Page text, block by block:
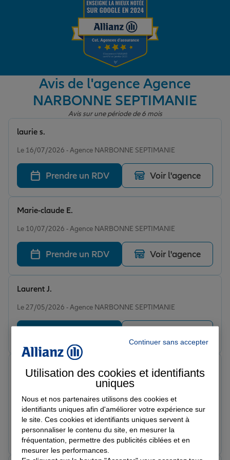
Garantie des accidents de la vie
Protection juridique
Retraite
Tous nos devis d'assurance
Avis de l'agence Agence
NARBONNE SEPTIMANIE
Avis sur une période de 6 mois
Le 16/07/2026 - Agence NARBONNE SEPTIMANIE
laurie s.
Prendre un RDV Voir l'agence
Le 10/07/2026 - Agence NARBONNE SEPTIMANIE
Marie-claude E.
Prendre un RDV Voir l'agence
Le 27/05/2026 - Agence NARBONNE SEPTIMANIE
Laurent J.
Note de 5 sur 5
Le 13/05/2026 - Agence NARBONNE SEPTIMANIE
Très sérieux. Bons conseils et contrats adaptés aussi
bien pour les professionnels que pour les particuliers.
Bravo
Guillaume A.
Prendre un RDV Voir l'agence
Continuer sans accepter
Utilisation des cookies et identifiants
uniques
Nous et nos partenaires utilisons des cookies et
identifiants uniques afin d'améliorer votre expérience sur
le site. Ces cookies et identifiants uniques servent à
personnaliser le contenu du site, en mesurer la
fréquentation, permettre des publicités ciblées et en
mesurer les performances.